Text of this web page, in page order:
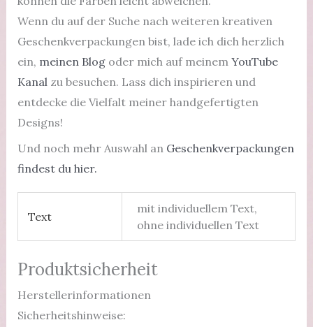
Wenn du auf der Suche nach weiteren kreativen
Geschenkverpackungen bist, lade ich dich herzlich
ein, meinen Blog oder mich auf meinem YouTube
Kanalzu besuchen. Lass dich inspirieren und
entdecke die Vielfalt meiner handgefertigten
Designs!
Und noch mehr Auswahl an Geschenkverpackungen
findest du hier.
Text
mit individuellem Text,
ohne individuellen Text
Produktsicherheit
Herstellerinformationen
Sicherheitshinweise: